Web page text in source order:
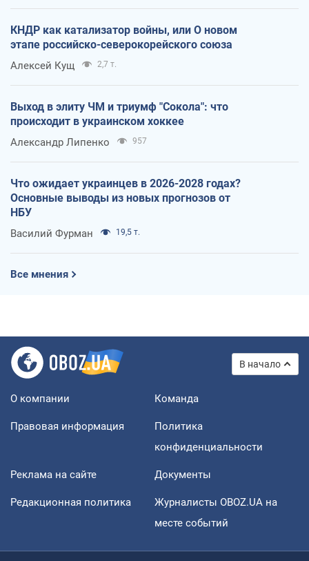
КНДР как катализатор войны, или О новом
этапе российско-северокорейского союза
Алексей Кущ 2,7 т.
Выход в элиту ЧМ и триумф "Сокола": что
происходит в украинском хоккее
Александр Липенко 957
Что ожидает украинцев в 2026-2028 годах?
Основные выводы из новых прогнозов от
НБУ
Василий Фурман 19,5 т.
Все мнения
В начало
О компании Команда
Правовая информация
Политика
конфиденциальности
Реклама на сайте Документы
Редакционная политика
Журналисты OBOZ.UA на
месте событий